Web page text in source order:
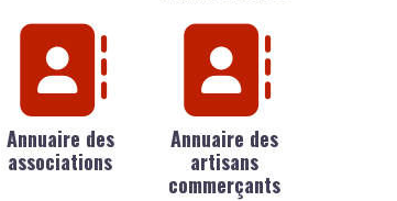
Annuaire des
associations
Annuaire des
artisans
commerçants